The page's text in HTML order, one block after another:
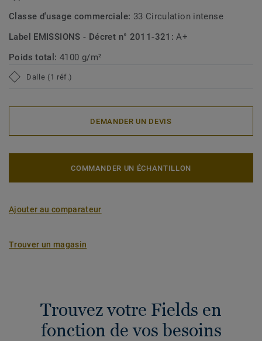
Classe d'usage commerciale: 33 Circulation intense
Label EMISSIONS - Décret n° 2011-321:A+
Poids total: 4100 g/m²
Dalle (1 réf.)
DEMANDER UN DEVIS
COMMANDER UN ÉCHANTILLON
Ajouter au comparateur
Trouver un magasin
Trouvez votre Fields en
fonction de vos besoins